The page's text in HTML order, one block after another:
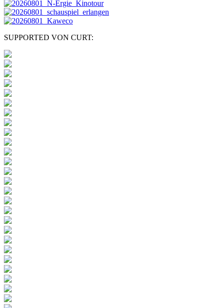
SUPPORTED VON CURT: